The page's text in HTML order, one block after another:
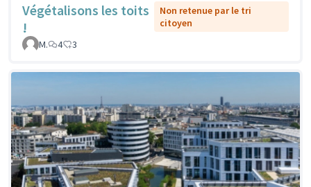
Végétalisons les toits
!
Non retenue par le tri
citoyen
M.
4 3